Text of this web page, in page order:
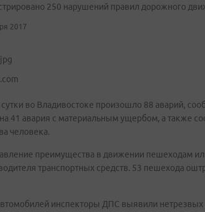
250 нарушений правил дорожного
2017
во Владивостоке произошло 88 аварий,
41 авария с материальным ущербом, а также
человека.
преимущества в движении пешеходам
транспортных средств. 53 пешехода
инспекторы ДПС выявили нетрезвых